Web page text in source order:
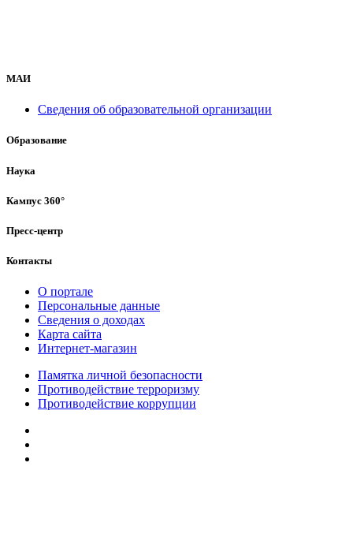
МАИ
Сведения об образовательной организации
Образование
Наука
Кампус 360°
Пресс-центр
Контакты
О портале
Персональные данные
Сведения о доходах
Карта сайта
Интернет-магазин
Памятка личной безопасности
Противодействие терроризму
Противодействие коррупции